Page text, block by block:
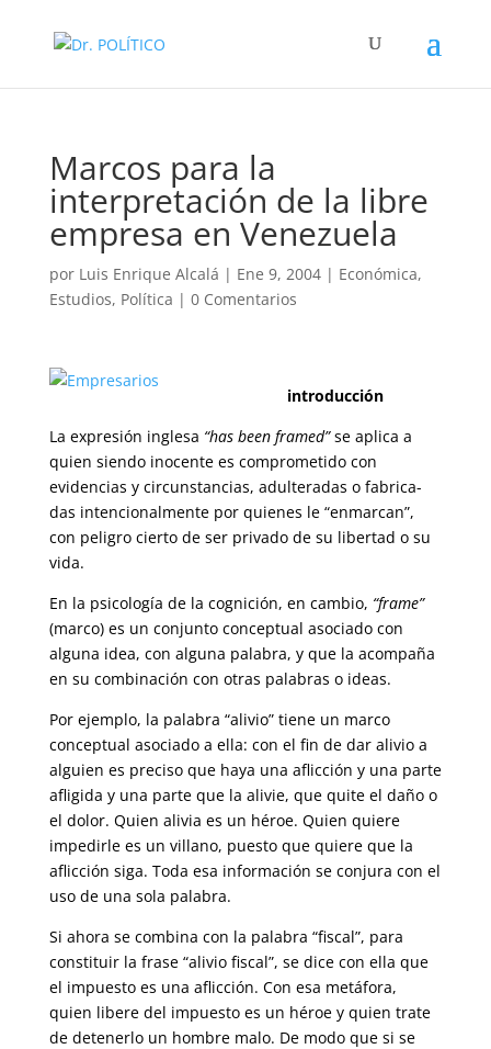
Marcos para la
interpretación de la libre
empresa en Venezuela
por Luis Enrique Alcalá | Ene 9, 2004| Económica,
Estudios, Política | 0 Comentarios
introducción
La expresión inglesa “has been framed”se aplica a
quien siendo inocente es comprometido con
evidencias y circunstancias, adulteradas o fabrica­
das intencionalmente por quienes le “enmarcan”,
con peligro cierto de ser privado de su libertad o su
vida.
En la psicología de la cognición, en cambio, “frame”
(marco) es un con­junto conceptual asociado con
alguna idea, con alguna palabra, y que la acompaña
en su combinación con otras palabras o ideas.
Por ejemplo, la palabra “alivio” tiene un marco
conceptual asociado a ella: con el fin de dar alivio a
alguien es preciso que haya una aflicción y una parte
afligida y una parte que la alivie, que quite el daño o
el dolor. Quien alivia es un héroe. Quien quiere
impedirle es un villano, puesto que quiere que la
aflicción siga. Toda esa información se conjura con el
uso de una sola palabra.
Si ahora se combina con la palabra “fiscal”, para
constituir la frase “alivio fiscal”, se dice con ella que
el impuesto es una aflicción. Con esa metá­fora,
quien libere del impuesto es un héroe y quien trate
de detenerlo un hombre malo. De modo que si se